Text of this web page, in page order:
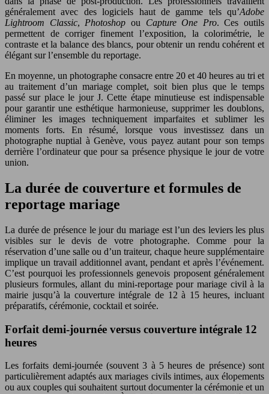
généralement avec des logiciels haut de gamme tels qu’Adobe
Lightroom Classic, Photoshop ou Capture One Pro. Ces outils
permettent de corriger finement l’exposition, la colorimétrie, le
contraste et la balance des blancs, pour obtenir un rendu cohérent et
élégant sur l’ensemble du reportage.
En moyenne, un photographe consacre entre 20 et 40 heures au tri et
au traitement d’un mariage complet, soit bien plus que le temps
passé sur place le jour J. Cette étape minutieuse est indispensable
pour garantir une esthétique harmonieuse, supprimer les doublons,
éliminer les images techniquement imparfaites et sublimer les
moments forts. En résumé, lorsque vous investissez dans un
photographe nuptial à Genève, vous payez autant pour son temps
derrière l’ordinateur que pour sa présence physique le jour de votre
union.
La durée de couverture et formules de
reportage mariage
La durée de présence le jour du mariage est l’un des leviers les plus
visibles sur le devis de votre photographe. Comme pour la
réservation d’une salle ou d’un traiteur, chaque heure supplémentaire
implique un travail additionnel avant, pendant et après l’événement.
C’est pourquoi les professionnels genevois proposent généralement
plusieurs formules, allant du mini-reportage pour mariage civil à la
mairie jusqu’à la couverture intégrale de 12 à 15 heures, incluant
préparatifs, cérémonie, cocktail et soirée.
Forfait demi-journée versus couverture intégrale 12
heures
Les forfaits demi-journée (souvent 3 à 5 heures de présence) sont
particulièrement adaptés aux mariages civils intimes, aux élopements
ou aux couples qui souhaitent surtout documenter la cérémonie et un